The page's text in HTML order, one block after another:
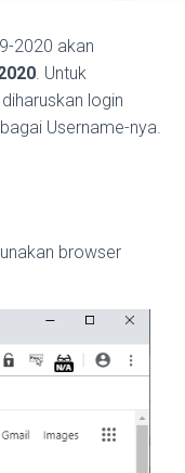
2020 akan
. Untuk
login
Username-nya.
browser